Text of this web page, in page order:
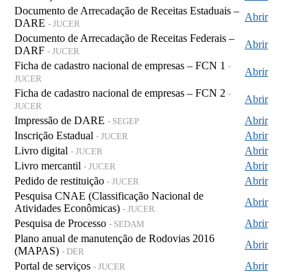
Documento de Arrecadação de Receitas Estaduais –
DARE - JUCER
Abrir
Documento de Arrecadação de Receitas Federais –
DARF - JUCER
Abrir
Ficha de cadastro nacional de empresas – FCN 1 -
JUCER
Abrir
Ficha de cadastro nacional de empresas – FCN 2 -
JUCER
Abrir
Impressão de DARE - SEGEP
Abrir
Inscrição Estadual - JUCER
Abrir
Livro digital - JUCER
Abrir
Livro mercantil - JUCER
Abrir
Pedido de restituição - JUCER
Abrir
Pesquisa CNAE (Classificação Nacional de
Atividades Econômicas) - JUCER
Abrir
Pesquisa de Processo - SEDAM
Abrir
Plano anual de manutenção de Rodovias 2016
(MAPAS) - DER
Abrir
Portal de serviços - JUCER
Abrir